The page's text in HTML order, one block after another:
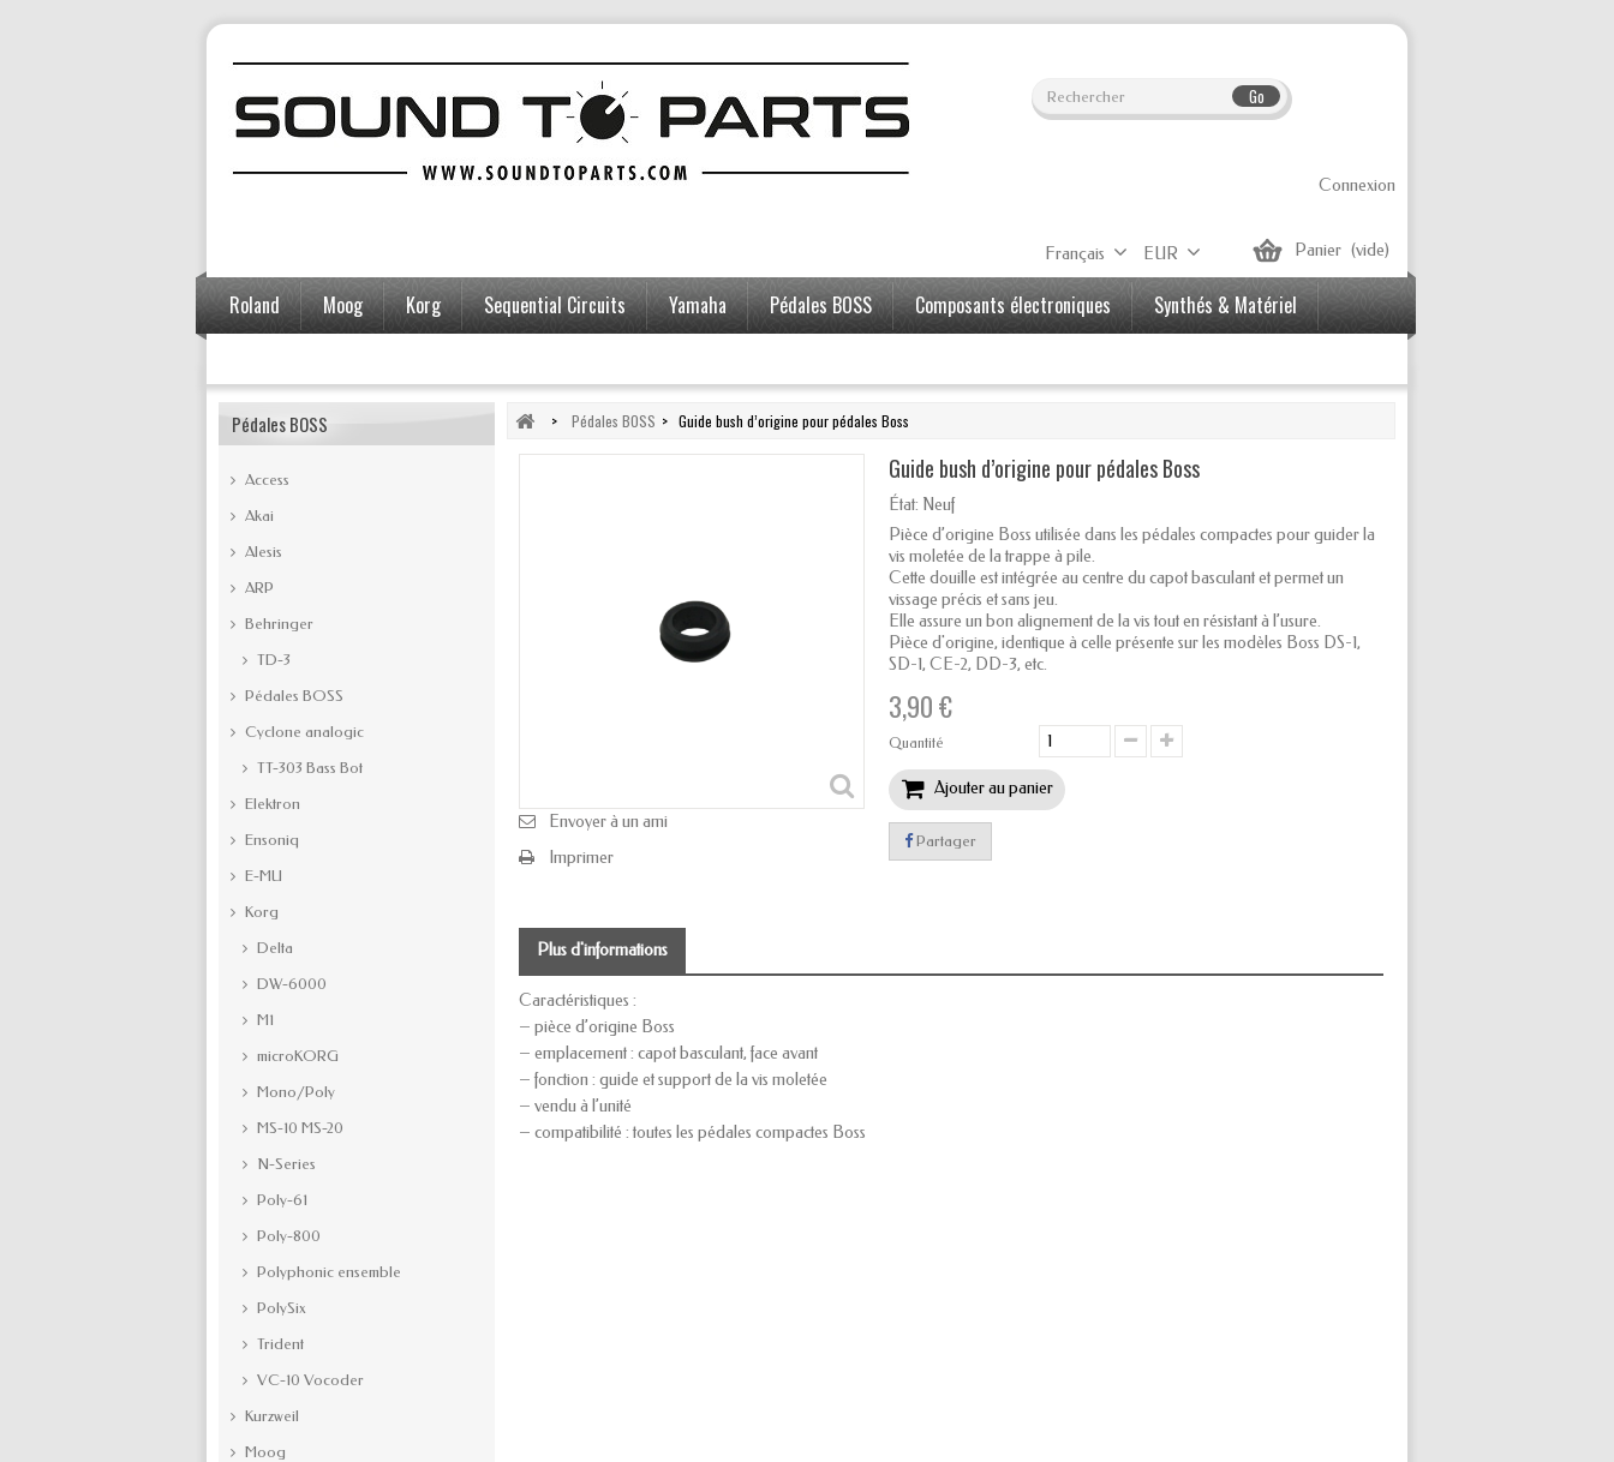
Go
Connexion
Panier (vide)
EUR
Français
Roland Moog Korg Sequential Circuits Yamaha Pédales BOSS Composants électroniques
Synthés & Matériel
Pédales BOSS
Access
Akai
Alesis
ARP
Behringer
TD-3
Pédales BOSS
Cyclone analogic
TT-303 Bass Bot
Elektron
Ensoniq
E-MU
Korg
Delta
DW-6000
M1
microKORG
Mono/Poly
MS-10 MS-20
N-Series
Poly-61
Poly-800
Polyphonic ensemble
PolySix
Trident
VC-10 Vocoder
Kurzweil
Moog
> Pédales BOSS > Guide bush d’origine pour pédales Boss
Envoyer à un ami
Imprimer
Guide bush d’origine pour pédales Boss
État: Neuf
Pièce d’origine Boss utilisée dans les pédales compactes pour guider la
vis moletée de la trappe à pile.
Cette douille est intégrée au centre du capot basculant et permet un
vissage précis et sans jeu.
Elle assure un bon alignement de la vis tout en résistant à l’usure.
Pièce d'origine, identique à celle présente sur les modèles Boss DS-1,
SD-1, CE-2, DD-3, etc.
3,90 €
Quantité
Ajouter au panier
Partager
Plus d'informations
Caractéristiques :
– pièce d’origine Boss
– emplacement : capot basculant, face avant
– fonction : guide et support de la vis moletée
– vendu à l’unité
– compatibilité : toutes les pédales compactes Boss